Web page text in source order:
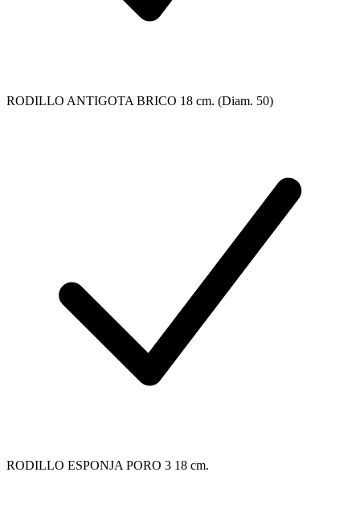
RODILLO ANTIGOTA BRICO 18 cm. (Diam. 50)
RODILLO ESPONJA PORO 3 18 cm.